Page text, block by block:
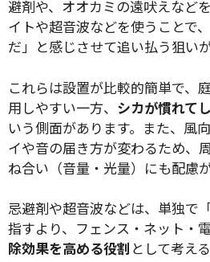
検索
リセット
避剤や、オオカミの遠吠えなど
イトや超音波などを使うことで
だ」と感じさせて追い払う狙いが
これらは設置が比較的簡単で、
用しやすい一方、 シカが慣れて
いう側面があります。また、風
イや音の届き方が変わるため、
ね合い（音量・光量）にも配慮が
忌避剤や超音波などは、単独で
指すより、フェンス・ネット・
除効果を高める役割 として考え